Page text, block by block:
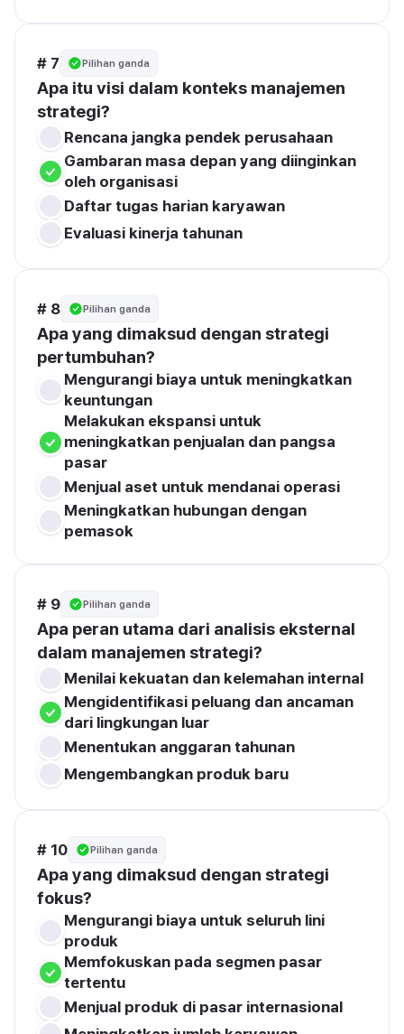
# 7 Pilihan ganda
Apa itu visi dalam konteks manajemen
strategi?
Rencana jangka pendek perusahaan
Gambaran masa depan yang diinginkan
oleh organisasi
Daftar tugas harian karyawan
Evaluasi kinerja tahunan
# 8 Pilihan ganda
Apa yang dimaksud dengan strategi
pertumbuhan?
Mengurangi biaya untuk meningkatkan
keuntungan
Melakukan ekspansi untuk
meningkatkan penjualan dan pangsa
pasar
Menjual aset untuk mendanai operasi
Meningkatkan hubungan dengan
pemasok
# 9 Pilihan ganda
Apa peran utama dari analisis eksternal
dalam manajemen strategi?
Menilai kekuatan dan kelemahan internal
Mengidentifikasi peluang dan ancaman
dari lingkungan luar
Menentukan anggaran tahunan
Mengembangkan produk baru
# 10 Pilihan ganda
Apa yang dimaksud dengan strategi
fokus?
Mengurangi biaya untuk seluruh lini
produk
Memfokuskan pada segmen pasar
tertentu
Menjual produk di pasar internasional